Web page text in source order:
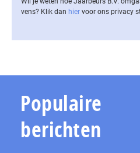
vens? Klik dan hier voor ons privacy
Populaire
berichten